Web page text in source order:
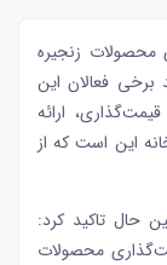
زنجیره
فعالان این
ارائه
این است که از
حال تاکید کرد:
محصولات